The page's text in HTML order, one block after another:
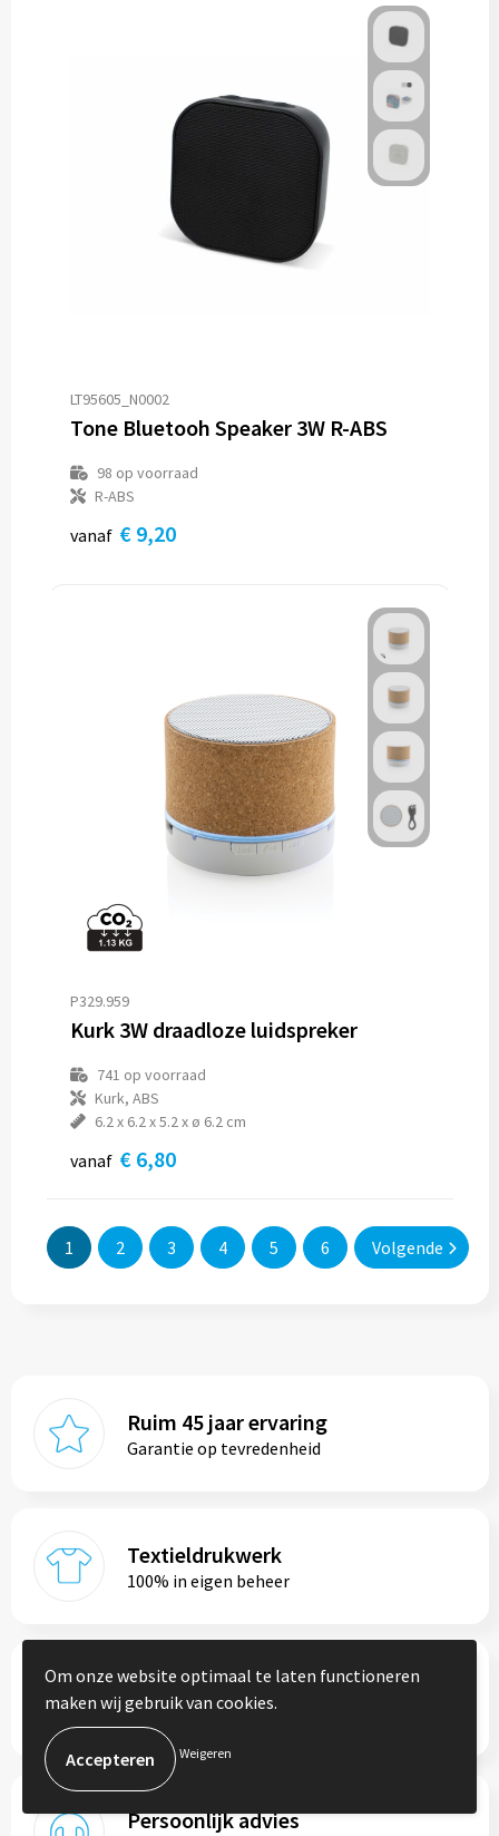
LT95605_N0002
Tone Bluetooh Speaker 3W R-ABS
98 op voorraad
R-ABS
vanaf € 9,20
P329.959
Kurk 3W draadloze luidspreker
741 op voorraad
Kurk, ABS
6.2 x 6.2 x 5.2 x ø 6.2 cm
vanaf € 6,80
1 2 3 4 5 6 Volgende
Ruim 45 jaar ervaring
Garantie op tevredenheid
Textieldrukwerk
100% in eigen beheer
Duurzame merken
Maatschappelijk verantwoord ondernemen
Persoonlijk advies
Om onze website optimaal te laten functioneren
maken wij gebruik van cookies.
Weigeren